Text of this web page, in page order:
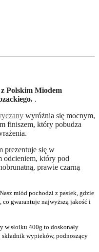
Polskim Miodem
.
wyróżnia się mocnym,
finiszem, który pobudza
prezentuje się w
odcieniem, który pod
prawie czarną
Nasz miód pochodzi z pasiek, gdzie
gwarantuje najwyższą jakość i
w słoiku 400g to doskonały
wypieków, podnoszący